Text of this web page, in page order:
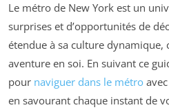
Le métro de New York est un
surprises et d’opportunités de
étendue à sa culture dynamique,
aventure en soi. En suivant ce
pour naviguer dans le métro
en savourant chaque instant de